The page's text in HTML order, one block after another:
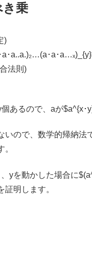
乗
)
･a..a.)₂…(a･a･
法則)
あるので、aが$a^{x･
いので、数学的帰納法
yを動かした場合に
証明します。